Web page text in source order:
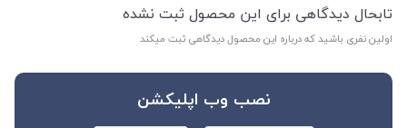
تابحال دیدگاهی برای این محصول ثبت نشده
اولین نفری باشید که درباره این محصول دیدگاهی ثبت میکند
نصب وب اپلیکشن